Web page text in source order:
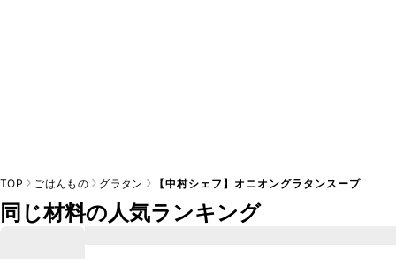
TOP ごはんもの グラタン 【中村シェフ】オニオングラタンスープ
同じ材料の人気ランキング